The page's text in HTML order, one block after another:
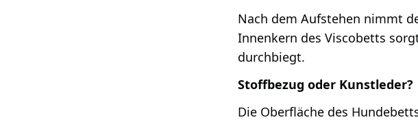
Nach dem Aufstehen nimmt
Innenkern des Viscobetts
durchbiegt.
Stoffbezug oder Kunstleder?
Die Oberfläche des